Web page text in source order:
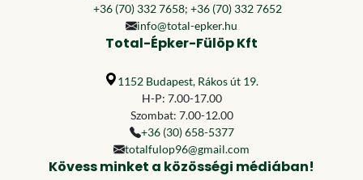
+36 (70) 332 7658; +36 (70) 332 7652
info@total-epker.hu
Total-Épker-Fülöp Kft
1152 Budapest, Rákos út 19.
H-P: 7.00-17.00
Szombat: 7.00-12.00
+36 (30) 658-5377
totalfulop96@gmail.com
Kövess minket a közösségi médiában!